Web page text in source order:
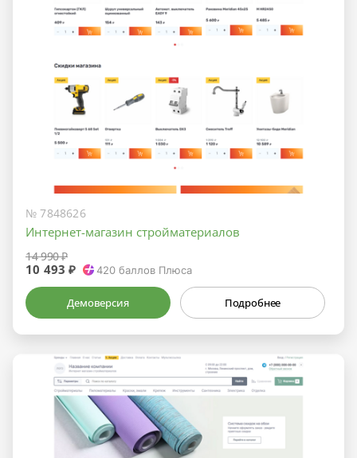
№ 7848626
Интернет-магазин стройматериалов
14 990 ₽
10 493 ₽ 420баллов Плюса
Демоверсия Подробнее